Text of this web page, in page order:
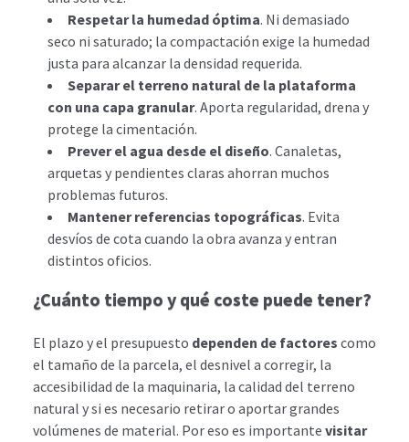
Respetar la humedad óptima. Ni demasiado
seco ni saturado; la compactación exige la humedad
justa para alcanzar la densidad requerida.
Separar el terreno natural de la plataforma
con una capa granular. Aporta regularidad, drena y
protege la cimentación.
Prever el agua desde el diseño. Canaletas,
arquetas y pendientes claras ahorran muchos
problemas futuros.
Mantener referencias topográficas. Evita
desvíos de cota cuando la obra avanza y entran
distintos oficios.
¿Cuánto tiempo y qué coste puede tener?
El plazo y el presupuesto dependen de factores como
el tamaño de la parcela, el desnivel a corregir, la
accesibilidad de la maquinaria, la calidad del terreno
natural y si es necesario retirar o aportar grandes
volúmenes de material. Por eso es importante visitar